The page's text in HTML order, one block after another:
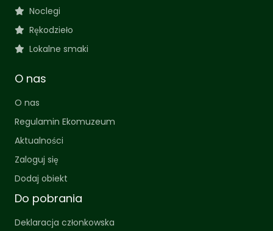
Noclegi
Rękodzieło
Lokalne smaki
O nas
O nas
Regulamin Ekomuzeum
Aktualności
Zaloguj się
Dodaj obiekt
Do pobrania
Deklaracja członkowska